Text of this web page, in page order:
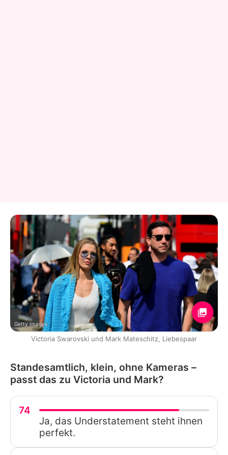
Getty Images
Victoria Swarovski und Mark Mateschitz, Liebespaar
Standesamtlich, klein, ohne Kameras –
passt das zu Victoria und Mark?
74
Ja, das Understatement steht ihnen
perfekt.